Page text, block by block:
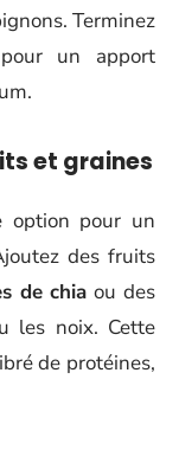
Terminez
un apport
et graines
option pour un
des fruits
de chia ou des
les noix. Cette
de protéines,